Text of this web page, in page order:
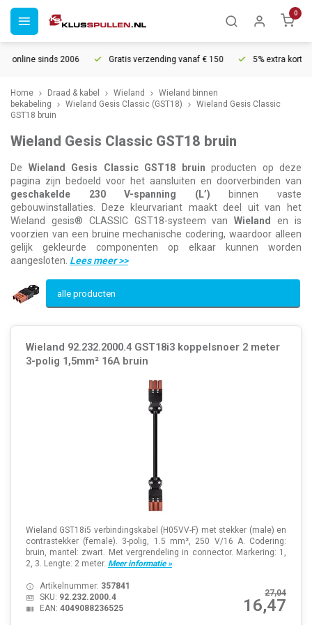
0
2006 Gratis verzending vanaf € 150 5% extra korting vanaf €
Home Draad & kabel Wieland
Wieland binnen
bekabeling
Wieland Gesis Classic (GST18)
Wieland Gesis Classic
GST18 bruin
Wieland Gesis Classic GST18 bruin
De Wieland Gesis Classic GST18 bruin producten op deze
pagina zijn bedoeld voor het aansluiten en doorverbinden van
geschakelde 230 V-spanning (L’) binnen vaste
gebouwinstallaties. Deze kleurvariant maakt deel uit van het
Wieland gesis® CLASSIC GST18-systeem vanWieland
en is
voorzien van een bruine mechanische codering, waardoor alleen
gelijk gekleurde componenten op elkaar kunnen worden
aangesloten. Lees meer>>
alle producten
Wieland 92.232.2000.4 GST18i3 koppelsnoer 2 meter
3-polig 1,5mm² 16A bruin
Wieland GST18i5 verbindingskabel (H05VV-F) met stekker (male) en
contrastekker (female). 3-polig, 1.5 mm², 250 V/16 A. Codering:
bruin, mantel: zwart. Met vergrendeling in connector. Markering: 1,
2, 3. Lengte: 2 meter. Meer informatie »
27,04
16,47
Artikelnummer: 357841
SKU: 92.232.2000.4
EAN: 4049088236525